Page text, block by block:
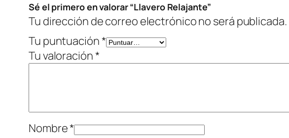
Sé el primero en valorar “Llavero Relajante”
Tu dirección de correo electrónico no será publicada.
Tu puntuación*
Tu valoración*
Nombre*